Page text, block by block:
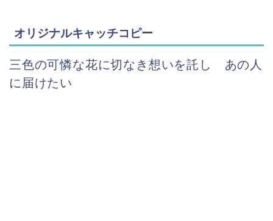
オリジナルキャッチコピー
三色の可憐な花に切なき想いを託し あの人
に届けたい